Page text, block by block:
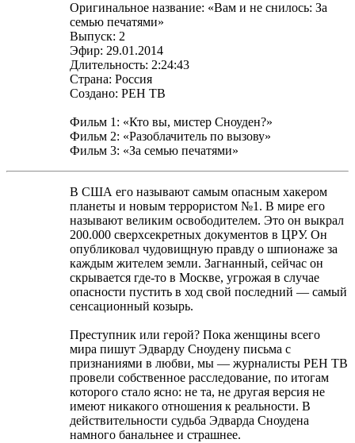
Оригинальное название: «Вам и не снилось: За
семью печатями»
Выпуск: 2
Эфир: 29.01.2014
Длительность: 2:24:43
Страна: Россия
Создано: РЕН ТВ
Фильм 1: «Кто вы, мистер Сноуден?»
Фильм 2: «Разоблачитель по вызову»
Фильм 3: «За семью печатями»
В США его называют самым опасным хакером
планеты и новым террористом №1. В мире его
называют великим освободителем. Это он выкрал
200.000 сверхсекретных документов в ЦРУ. Он
опубликовал чудовищную правду о шпионаже за
каждым жителем земли. Загнанный, сейчас он
скрывается где-то в Москве, угрожая в случае
опасности пустить в ход свой последний — самый
сенсационный козырь.
Преступник или герой? Пока женщины всего
мира пишут Эдварду Сноудену письма с
признаниями в любви, мы — журналисты РЕН ТВ
провели собственное расследование, по итогам
которого стало ясно: не та, не другая версия не
имеют никакого отношения к реальности. В
действительности судьба Эдварда Сноудена
намного банальнее и страшнее.